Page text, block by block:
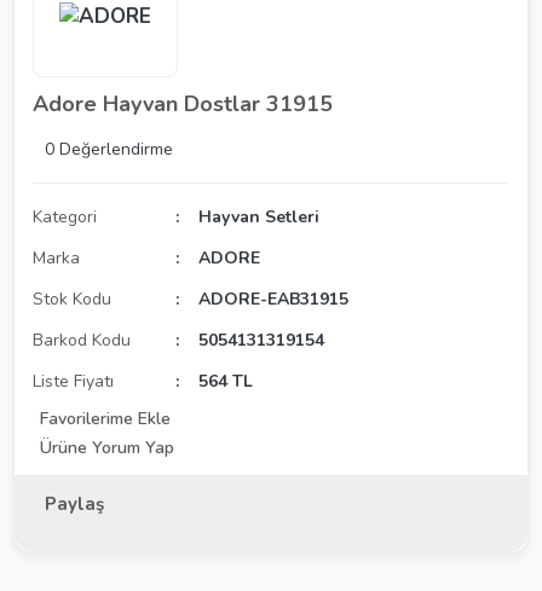
Adore Hayvan Dostlar 31915
0 Değerlendirme
Kategori
Hayvan Setleri
Marka
ADORE
Stok Kodu
ADORE-EAB31915
Barkod Kodu
5054131319154
Liste Fiyatı
564 TL
Ürüne Yorum Yap
Paylaş